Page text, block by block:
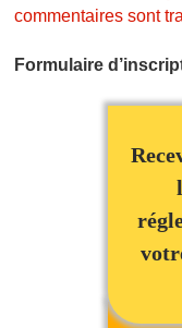
commentaires sont
Formulaire